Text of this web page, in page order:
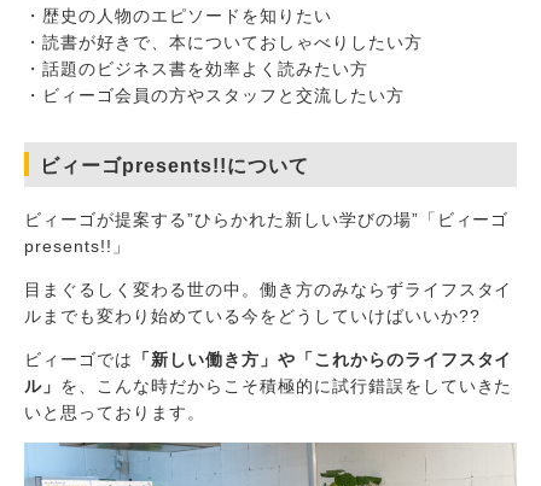
・歴史の人物のエピソードを知りたい
・読書が好きで、本についておしゃべりしたい方
・話題のビジネス書を効率よく読みたい方
・ビィーゴ会員の方やスタッフと交流したい方
ビィーゴpresents!!について
ビィーゴが提案する”ひらかれた新しい学びの場”「ビィーゴ
presents!!」
目まぐるしく変わる世の中。働き方のみならずライフスタイ
ルまでも変わり始めている今をどうしていけばいいか??
ビィーゴでは
「新しい働き方」や「これからのライフスタイ
ル」 を、こんな時だからこそ積極的に試行錯誤をしていきた
いと思っております。